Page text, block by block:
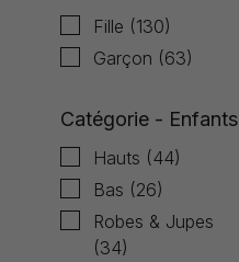
Fille (130)
Garçon (63)
Catégorie - Enfants
Hauts (44)
Bas (26)
Robes & Jupes
(34)